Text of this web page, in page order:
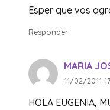
Esper que vos
Responder
MARIA
11/02/2011
HOLA EUGENIA,